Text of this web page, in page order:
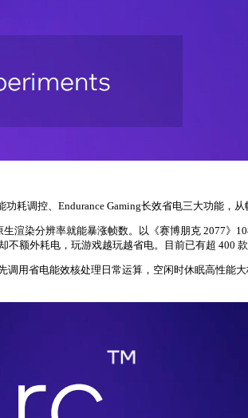
耗调控、Endurance Gaming长效省电三大功能，
渲染分辨率就能暴涨帧数。以《赛博朋克 2077》
额外耗电，玩游戏越玩越省电。目前已有超 400 款
用省电能效核处理日常运算，空闲时休眠高性